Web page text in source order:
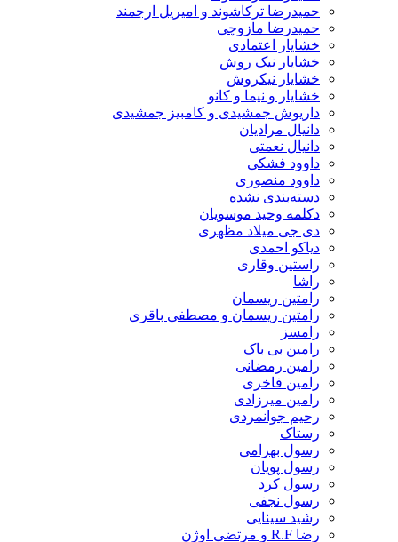
حمیدرضا ترکاشوند و امیریل ارجمند
حمیدرضا مازوچی
خشایار اعتمادی
خشایار نیک روش
خشایار نیکروش
خشایار و نیما و کانو
داریوش جمشیدی و کامبیز جمشیدی
دانیال مرادیان
دانیال نعمتی
داوود فشکی
داوود منصوری
دسته‌بندی نشده
دکلمه وحید موسویان
دی جی میلاد مظهری
دیاکو احمدی
راستین وقاری
رامتین ریسمان
رامتین ریسمان و مصطفی باقری
رامسز
رامین بی باک
رامین رمضانی
رامین فاخری
رامین میرزادی
رحیم جوانمردی
رستاک
رسول بهرامی
رسول پویان
رسول کرد
رسول نجفی
رشید سینایی